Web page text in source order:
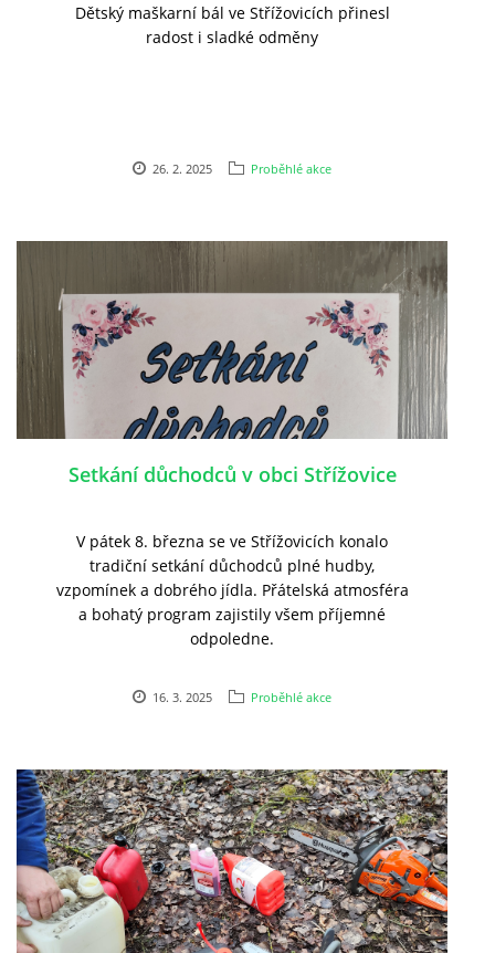
Starosta sboru: Vladimír Plic
tel: +420 603 789 645
Dětský maškarní bál ve Střížovicích přinesl
radost i sladké odměny
26. 2. 2025 Proběhlé akce
Setkání důchodců v obci Střížovice
V pátek 8. března se ve Střížovicích konalo
tradiční setkání důchodců plné hudby,
vzpomínek a dobrého jídla. Přátelská atmosféra
a bohatý program zajistily všem příjemné
odpoledne.
16. 3. 2025 Proběhlé akce